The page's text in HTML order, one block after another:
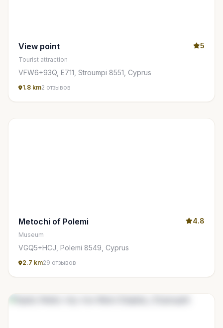
View point 5
Tourist attraction
VFW6+93Q, E711, Stroumpi 8551, Cyprus
1.8 km2 отзывов
Metochi of Polemi 4.8
Museum
VGQ5+HCJ, Polemi 8549, Cyprus
2.7 km29 отзывов